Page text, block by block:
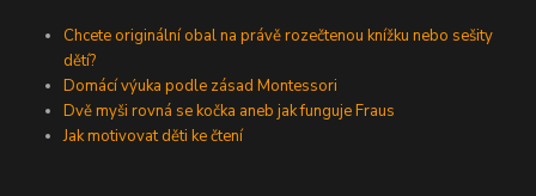
Chcete originální obal na právě rozečtenou knížku nebo sešity
dětí?
Domácí výuka podle zásad Montessori
Dvě myši rovná se kočka aneb jak funguje Fraus
Jak motivovat děti ke čtení